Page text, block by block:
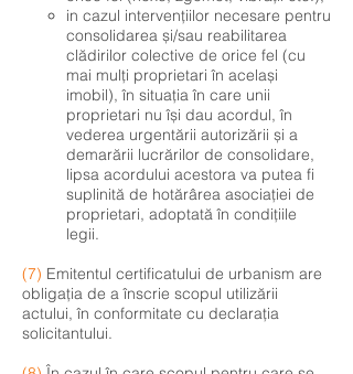
in cazul intervențiilor necesare pentru
consolidarea și/sau reabilitarea
clădirilor colective de orice fel (cu
mai mulți proprietari în același
imobil), în situația în care unii
proprietari nu își dau acordul, în
vederea urgentării autorizării și a
demarării lucrărilor de consolidare,
lipsa acordului acestora va putea fi
suplinită de hotărârea asociației de
proprietari, adoptată în condițiile
legii.
(7) Emitentul certificatului de urbanism are
obligația de a înscrie scopul utilizării
actului, în conformitate cu declarația
solicitantului.